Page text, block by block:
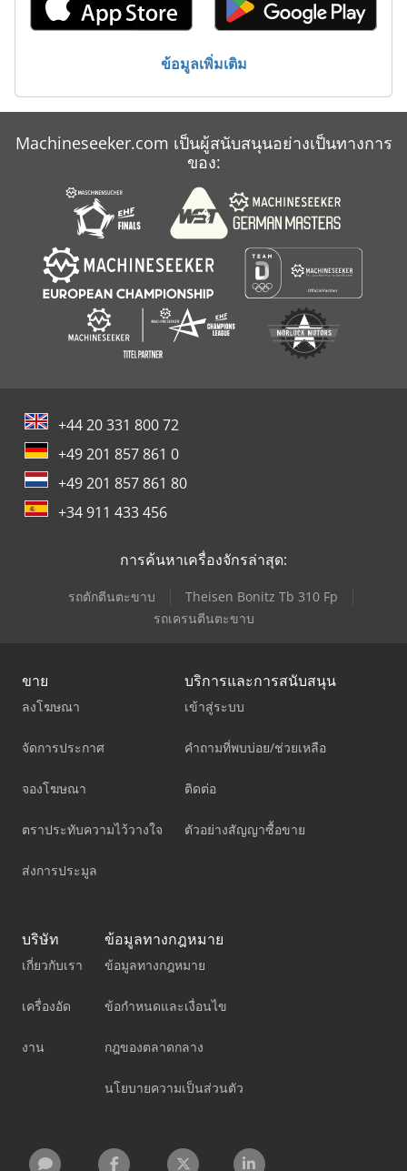
ข้อมูลเพิ่มเติม
Machineseeker.com เป็นผู้สนับสนุนอย่างเป็นทางการ
ของ:
+44 20 331 800 72
+49 201 857 861 0
+49 201 857 861 80
+34 911 433 456
การค้นหาเครื่องจักรล่าสุด:
รถตักตีนตะขาบ
Theisen Bonitz Tb 310 Fp
รถเครนตีนตะขาบ
ขาย
ลงโฆษณา
จัดการประกาศ
จองโฆษณา
ตราประทับความไว้วางใจ
ส่งการประมูล
บริการและการสนับสนุน
เข้าสู่ระบบ
คำถามที่พบบ่อย/ช่วยเหลือ
ติดต่อ
ตัวอย่างสัญญาซื้อขาย
บริษัท
เกี่ยวกับเรา
เครื่องอัด
งาน
ข้อมูลทางกฎหมาย
ข้อมูลทางกฎหมาย
ข้อกำหนดและเงื่อนไข
กฎของตลาดกลาง
นโยบายความเป็นส่วนตัว